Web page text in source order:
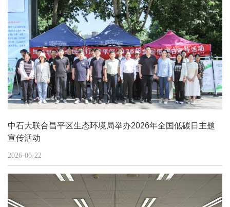
中石大联合昌平区生态环境局举办2026年全国低碳日主题
宣传活动
2026-06-22